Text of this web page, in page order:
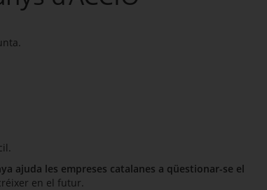
ajuda les empreses catalanes a qüestionar-se el
en el futur.